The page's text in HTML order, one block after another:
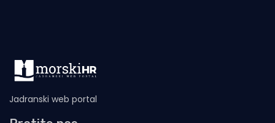
Jadranski web portal